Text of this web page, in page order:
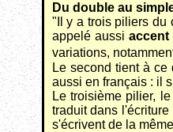
Du double au
"Il y a trois piliers du
appelé aussi accent
variations,
Le second tient à ce
aussi en français : il
Le troisième pilier,
traduit dans
s'écrivent de la